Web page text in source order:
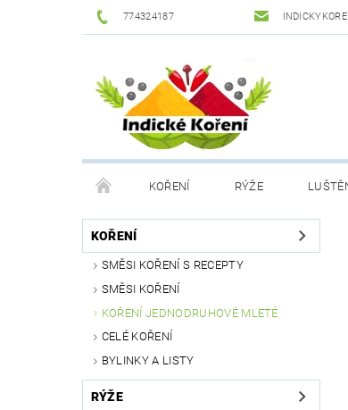
774324187
KOŘENÍ RÝŽE
DROGERIE PODMÍNKY OCHRANY
KOŘENÍ
SMĚSI KOŘENÍ S RECEPTY
SMĚSI KOŘENÍ
KOŘENÍ JEDNODRUHOVÉ MLETÉ
CELÉ KOŘENÍ
BYLINKY A LISTY
RÝŽE